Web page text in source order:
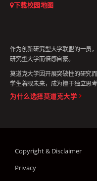
下载校园地图
作为创新研究型大学联盟的一员
研究型大学而倍感自豪。
莫道克大学因开展突破性的研究
学生着眼未来，成为擅于独立思考
为什么选择莫道克大学
Copyright & Disclaimer
Privacy